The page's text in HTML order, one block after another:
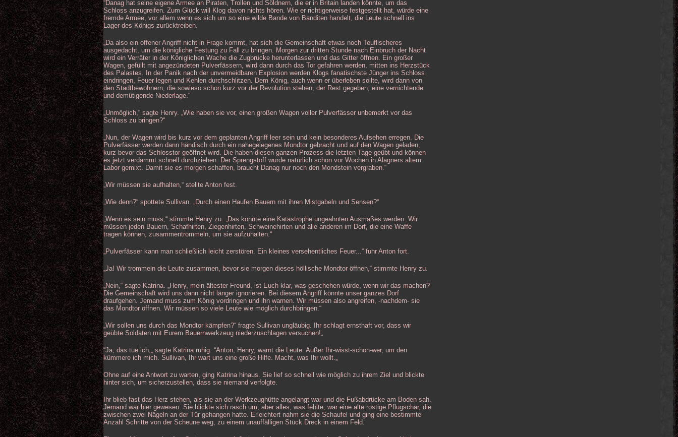
“Danag hat seine eigene Armee an Piraten, Trollen und Söldnern, die er in Britain landen könnte, um das
Schloss anzugreifen. Zum Glück will Klog davon nichts hören. Wie er richtigerweise festgestellt hat, würde eine
fremde Armee, vor allem wenn es sich um so eine wilde Bande von Banditen handelt, die Leute schnell ins
Lager des Königs zurücktreiben.
„Da also ein offener Angriff nicht in Frage kommt, hat sich die Gemeinschaft etwas noch Teuflischeres
ausgedacht, um die königliche Festung zu Fall zu bringen. Morgen zur dritten Stunde nach Einbruch der Nacht
wird ein Verräter in der Königlichen Wache die Zugbrücke herunterlassen und das Gitter öffnen. Ein großer
Wagen, gefüllt mit angezündeten Pulverfässern, wird dann durch das Tor gefahren werden, mitten ins Herzstück
des Palastes. In der Panik nach der unvermeidbaren Explosion werden Klogs fanatischste Jünger ins Schloss
eindringen, Feuer legen und Kehlen durchschlitzen. Dem König, auch wenn er überleben sollte, wird dann von
den Stadtbewohnern, die sowieso schon kurz vor der Revolution stehen, der Rest gegeben; eine vernichtende
und demütigende Niederlage.“
„Unmöglich,“ sagte Henry. „Wie haben sie vor, einen großen Wagen voller Pulverfässer unbemerkt vor das
Schloss zu bringen?“
„Nun, der Wagen wird bis kurz vor dem geplanten Angriff leer sein und kein besonderes Aufsehen erregen. Die
Pulverfässer werden dann händisch durch ein nahegelegenes Mondtor gebracht und auf den Wagen geladen,
kurz bevor das Schlosstor geöffnet wird. Die haben diesen ganzen Prozess die letzten Tage geübt und können
es jetzt verdammt schnell durchziehen. Der Sprengstoff wurde natürlich schon vor Wochen in Alagners altem
Labor gemixt. Damit sie es morgen schaffen, braucht Danag nur noch den Mondstein vergraben.“
„Wir müssen sie aufhalten,“ stellte Anton fest.
„Wie denn?“ spottete Sullivan. „Durch einen Haufen Bauern mit ihren Mistgabeln und Sensen?“
„Wenn es sein muss,“ stimmte Henry zu. „Das könnte eine Katastrophe ungeahnten Ausmaßes werden. Wir
müssen jeden Bauern, Schafhirten, Ziegenhirten, Schweinehirten und alle anderen im Dorf, die eine Waffe
tragen können, zusammentrommeln, um sie aufzuhalten.“
„Pulverfässer kann man schließlich leicht zerstören. Ein kleines versehentliches Feuer...“ fuhr Anton fort.
„Ja! Wir trommeln die Leute zusammen, bevor sie morgen dieses höllische Mondtor öffnen,“ stimmte Henry zu.
„Nein,“ sagte Katrina. „Henry, mein ältester Freund, ist Euch klar, was geschehen würde, wenn wir das machen?
Die Gemeinschaft wird uns dann nicht länger ignorieren. Bei diesem Angriff könnte unser ganzes Dorf
draufgehen. Jemand muss zum König vordringen und ihn warnen. Wir müssen also angreifen, -nachdem- sie
das Mondtor öffnen. Wir müssen so viele Leute wie möglich durchbringen.“
„Wir sollen uns durch das Mondtor kämpfen?“ fragte Sullivan ungläubig. Ihr schlagt ernsthaft vor, dass wir
geübte Soldaten mit Eurem Bauernwerkzeug niederzuschlagen versuchen!„
“Ja, das tue ich,„ sagte Katrina ruhig. “Anton, Henry, warnt die Leute. Außer Ihr-wisst-schon-wer, um den
kümmere ich mich. Sullivan, Ihr wart uns eine große Hilfe. Macht, was Ihr wollt.„
Ohne auf eine Antwort zu warten, ging Katrina hinaus. Sie lief so schnell wie möglich zu ihrem Ziel und blickte
hinter sich, um sicherzustellen, dass sie niemand verfolgte.
Ihr blieb fast das Herz stehen, als sie an der Werkzeughütte angelangt war und die Fußabdrücke am Boden sah.
Jemand war hier gewesen. Sie blickte sich rasch um, aber alles, was fehlte, war eine alte rostige Pflugschar, die
zwischen zwei Nägeln an der Tür gehangen hatte. Erleichtert nahm sie die Schaufel und ging eine bestimmte
Anzahl Schritte von der Scheune weg, zu einem unauffälligen Stück Dreck in einem Feld.